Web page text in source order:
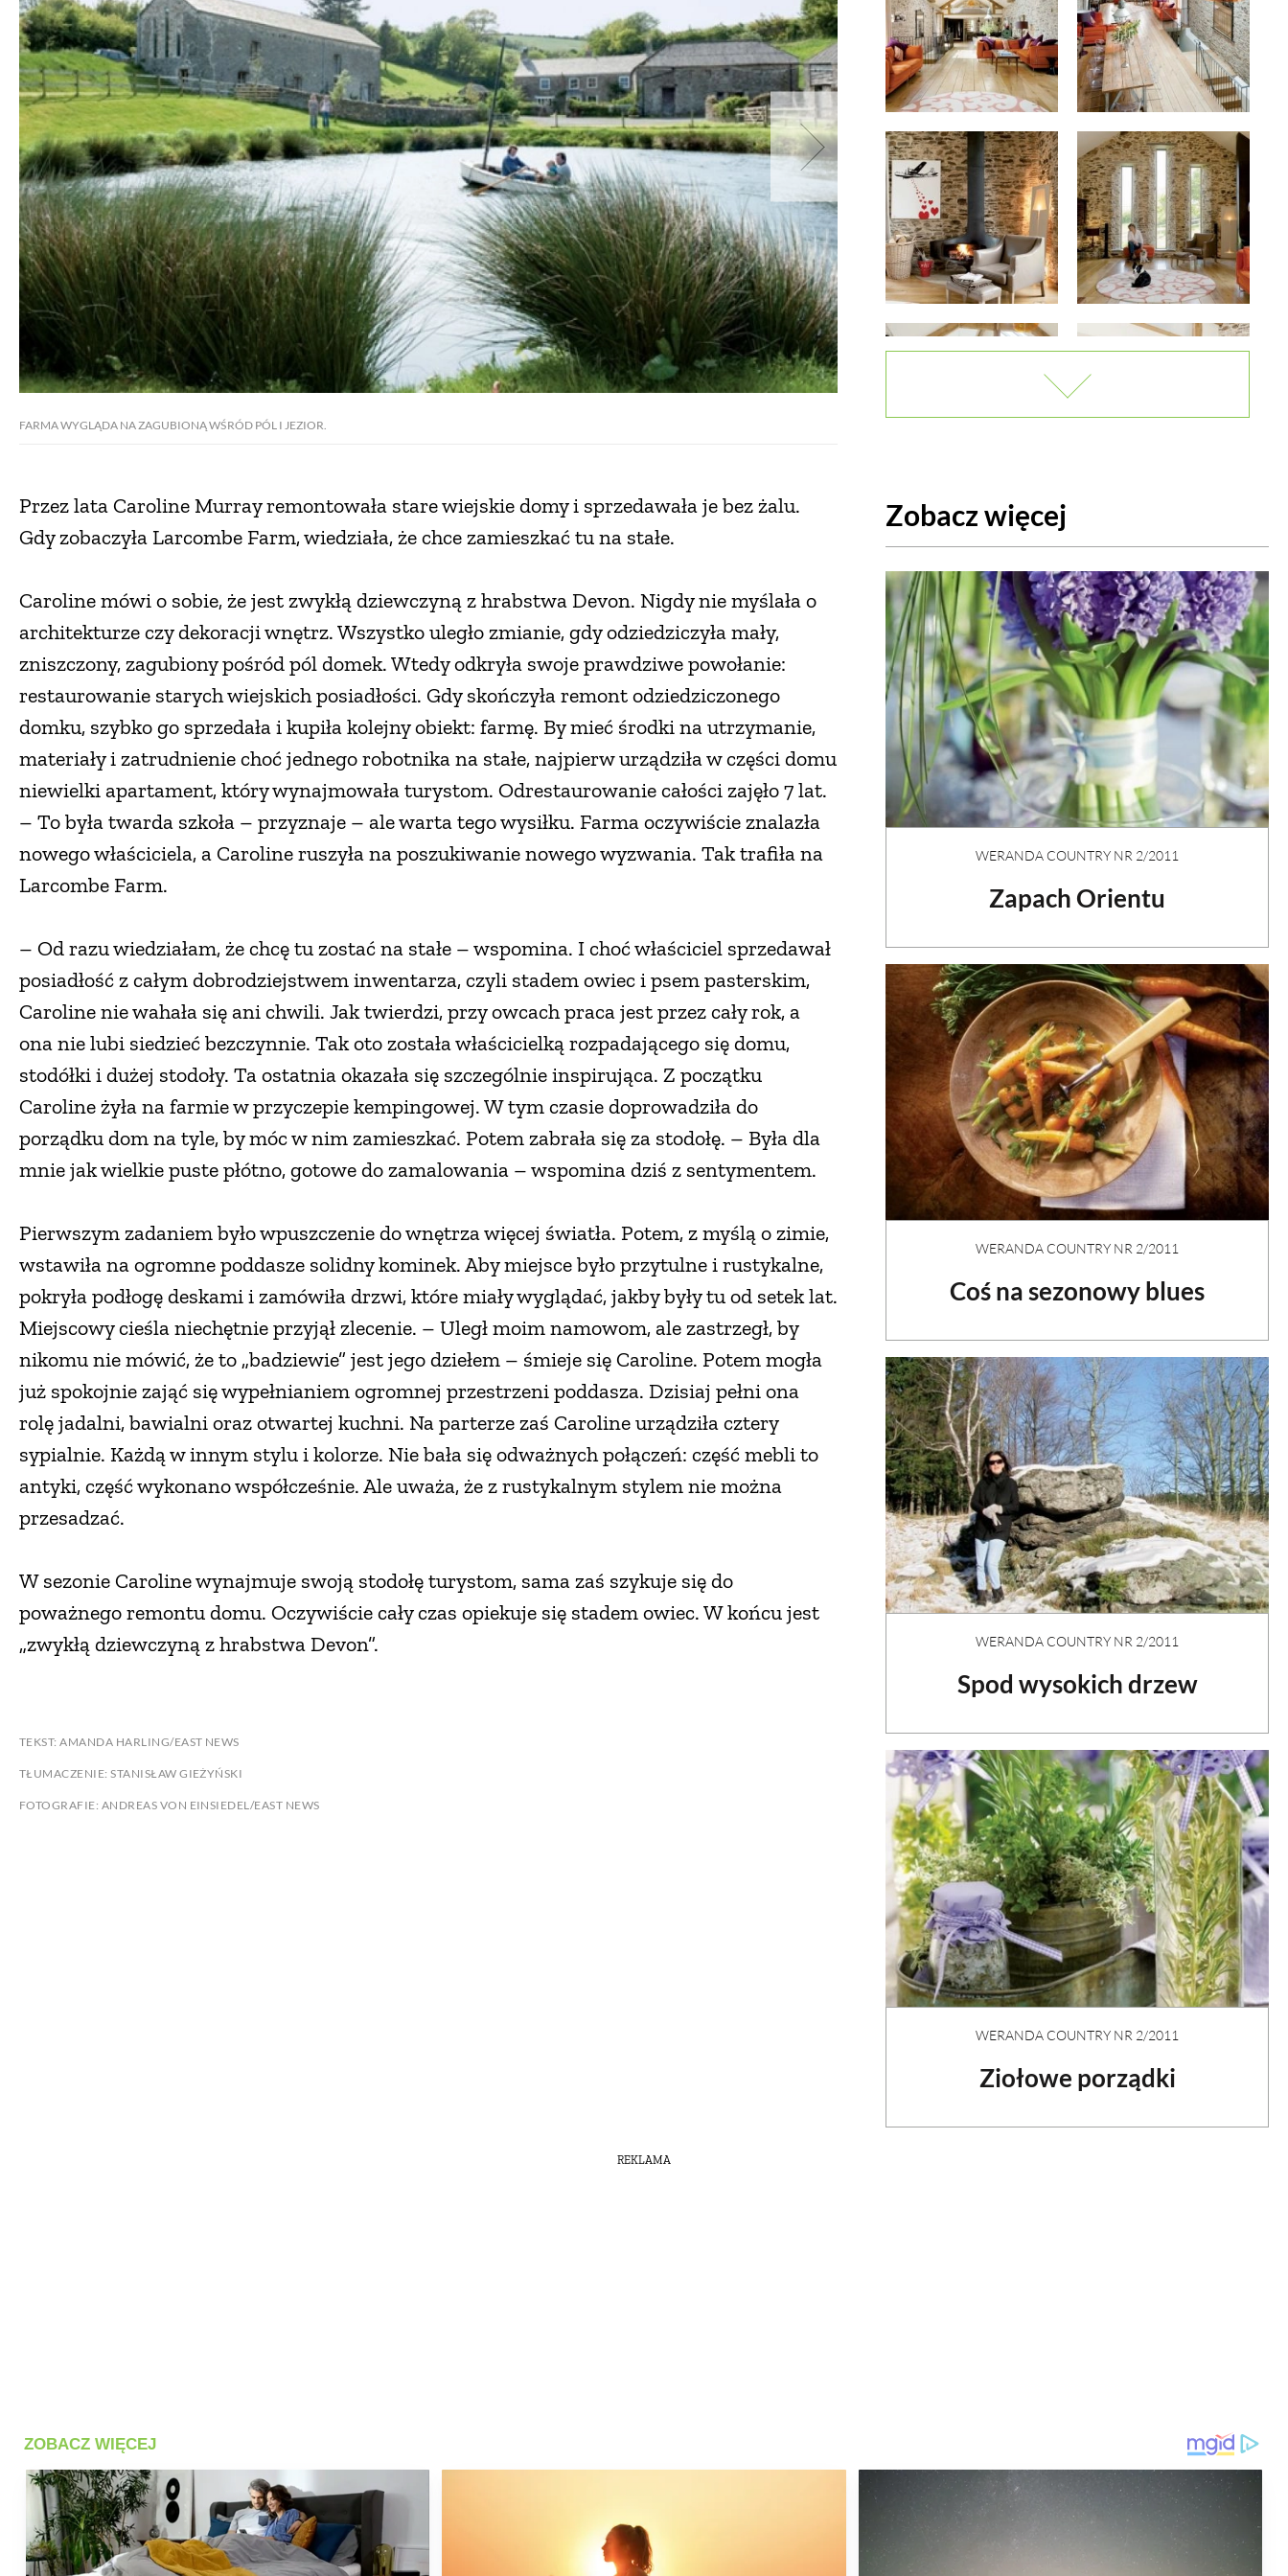
FARMA WYGLĄDA NA ZAGUBIONĄ WŚRÓD PÓL I JEZIOR.
Przez lata Caroline Murray remontowała stare wiejskie domy i sprzedawała je bez żalu.
Gdy zobaczyła Larcombe Farm, wiedziała, że chce zamieszkać tu na stałe.
Caroline mówi o sobie, że jest zwykłą dziewczyną z hrabstwa Devon. Nigdy nie myślała o
architekturze czy dekoracji wnętrz. Wszystko uległo zmianie, gdy odziedziczyła mały,
zniszczony, zagubiony pośród pól domek. Wtedy odkryła swoje prawdziwe powołanie:
restaurowanie starych wiejskich posiadłości. Gdy skończyła remont odziedziczonego
domku, szybko go sprzedała i kupiła kolejny obiekt: farmę. By mieć środki na utrzymanie,
materiały i zatrudnienie choć jednego robotnika na stałe, najpierw urządziła w części domu
niewielki apartament, który wynajmowała turystom. Odrestaurowanie całości zajęło 7 lat.
– To była twarda szkoła – przyznaje – ale warta tego wysiłku. Farma oczywiście znalazła
nowego właściciela, a Caroline ruszyła na poszukiwanie nowego wyzwania. Tak trafiła na
Larcombe Farm.
– Od razu wiedziałam, że chcę tu zostać na stałe – wspomina. I choć właściciel sprzedawał
posiadłość z całym dobrodziejstwem inwentarza, czyli stadem owiec i psem pasterskim,
Caroline nie wahała się ani chwili. Jak twierdzi, przy owcach praca jest przez cały rok, a
ona nie lubi siedzieć bezczynnie. Tak oto została właścicielką rozpadającego się domu,
stodółki i dużej stodoły. Ta ostatnia okazała się szczególnie inspirująca. Z początku
Caroline żyła na farmie w przyczepie kempingowej. W tym czasie doprowadziła do
porządku dom na tyle, by móc w nim zamieszkać. Potem zabrała się za stodołę. – Była dla
mnie jak wielkie puste płótno, gotowe do zamalowania – wspomina dziś z sentymentem.
Pierwszym zadaniem było wpuszczenie do wnętrza więcej światła. Potem, z myślą o zimie,
wstawiła na ogromne poddasze solidny kominek. Aby miejsce było przytulne i rustykalne,
pokryła podłogę deskami i zamówiła drzwi, które miały wyglądać, jakby były tu od setek lat.
Miejscowy cieśla niechętnie przyjął zlecenie. – Uległ moim namowom, ale zastrzegł, by
nikomu nie mówić, że to „badziewie” jest jego dziełem – śmieje się Caroline. Potem mogła
już spokojnie zająć się wypełnianiem ogromnej przestrzeni poddasza. Dzisiaj pełni ona
rolę jadalni, bawialni oraz otwartej kuchni. Na parterze zaś Caroline urządziła cztery
sypialnie. Każdą w innym stylu i kolorze. Nie bała się odważnych połączeń: część mebli to
antyki, część wykonano współcześnie. Ale uważa, że z rustykalnym stylem nie można
przesadzać.
W sezonie Caroline wynajmuje swoją stodołę turystom, sama zaś szykuje się do
poważnego remontu domu. Oczywiście cały czas opiekuje się stadem owiec. W końcu jest
„zwykłą dziewczyną z hrabstwa Devon”.
TEKST: AMANDA HARLING/EAST NEWS
TŁUMACZENIE: STANISŁAW GIEŻYŃSKI
FOTOGRAFIE: ANDREAS VON EINSIEDEL/EAST NEWS
Zobacz więcej
WERANDA COUNTRY NR 2/2011
Zapach Orientu
WERANDA COUNTRY NR 2/2011
Coś na sezonowy blues
WERANDA COUNTRY NR 2/2011
Spod wysokich drzew
WERANDA COUNTRY NR 2/2011
Ziołowe porządki
REKLAMA